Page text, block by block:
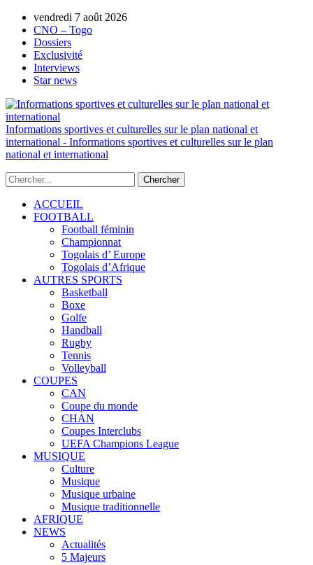
vendredi 7 août 2026
CNO – Togo
Dossiers
Exclusivité
Interviews
Star news
Informations sportives et culturelles sur le plan national et
international - Informations sportives et culturelles sur le plan
national et international
ACCUEIL
FOOTBALL
Football féminin
Championnat
Togolais d’ Europe
Togolais d’Afrique
AUTRES SPORTS
Basketball
Boxe
Golfe
Handball
Rugby
Tennis
Volleyball
COUPES
CAN
Coupe du monde
CHAN
Coupes Interclubs
UEFA Champions League
MUSIQUE
Culture
Musique
Musique urbaine
Musique traditionnelle
AFRIQUE
NEWS
Actualités
5 Majeurs
AUTORISATION DE LA HAAC N°0134/